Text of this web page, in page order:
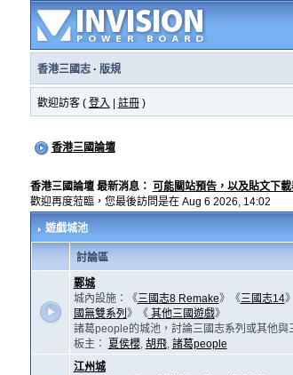
香港三國志· 版規
歡迎訪客 ( 登入 註冊)
香港三國論壇
香港三國論壇 最新消息： 可能關站預告，以及貼文下載
歡迎再度蒞臨，您最後訪問是在 Aug 6 2026, 14:02
遊戲城池
討論區
鄴城
城內設施：《三國志8 Remake》《三國志14
國無雙系列 》《其他三國遊戲》
諸葛people的城池，討論三國志系列或其他與
板主：
夏侯櫻, 胡飛, 諸葛people
江州城